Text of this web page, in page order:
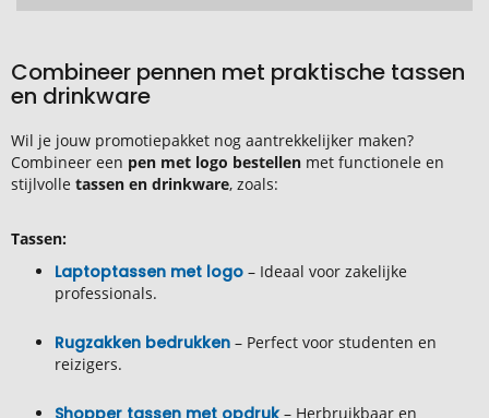
Combineer pennen met praktische tassen
en drinkware
Wil je jouw promotiepakket nog aantrekkelijker maken?
Combineer een pen met logo bestellen met functionele en
stijlvolle tassen en drinkware, zoals:
Tassen:
Laptoptassen met logo – Ideaal voor zakelijke
professionals.
Rugzakken bedrukken – Perfect voor studenten en
reizigers.
Shopper tassen met opdruk– Herbruikbaar en